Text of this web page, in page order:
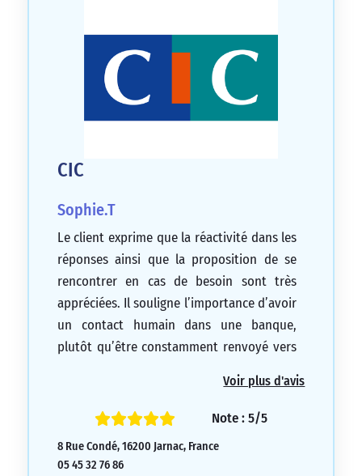
CIC
Sophie.T
Le client exprime que la réactivité dans les
réponses ainsi que la proposition de se
rencontrer en cas de besoin sont très
appréciées. Il souligne l’importance d’avoir
un contact humain dans une banque,
plutôt qu’être constamment renvoyé vers
encourage la banque à maintenir ce lien
avec ses clients autant que possible.
Voir plus d'avis
Note : 5/5
8 Rue Condé, 16200 Jarnac, France
05 45 32 76 86